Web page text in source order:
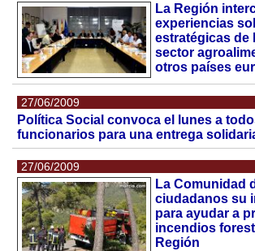
La Región
experiencias
estratégicas de
sector
otros países
27/06/2009
Política Social convoca el lunes a
funcionarios para una entrega
27/06/2009
La Comunidad
ciudadanos su
para ayudar a
incendios
Región